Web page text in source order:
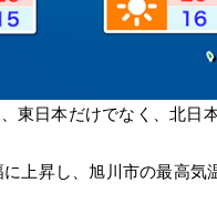
東日本だけでなく、北日
上昇し、旭川市の最高